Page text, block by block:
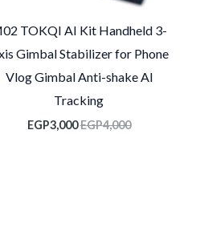
TOKQI AI Kit Handheld 3-
Gimbal Stabilizer for Phone
Vlog Gimbal Anti-shake Al
Tracking
EGP4,000
EGP3,000